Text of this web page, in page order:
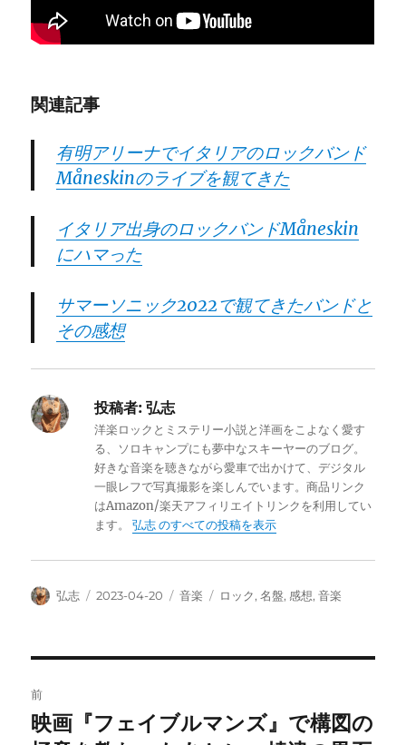
関連記事
有明アリーナでイタリアのロックバンド
Måneskinのライブを観てきた
イタリア出身のロックバンドMåneskin
にハマった
サマーソニック2022で観てきたバンドと
その感想
投稿者: 弘志
洋楽ロックとミステリー小説と洋画をこよなく愛す
る、ソロキャンプにも夢中なスキーヤーのブログ。
好きな音楽を聴きながら愛車で出かけて、デジタル
一眼レフで写真撮影を楽しんでいます。商品リンク
はAmazon/楽天アフィリエイトリンクを利用してい
ます。弘志 のすべての投稿を表示
投
弘志
投
2023-04-20
カ
音楽
タ
ロック,名盤, 感想,音楽
稿
前
前
映画『フェイブルマンズ』で構図の